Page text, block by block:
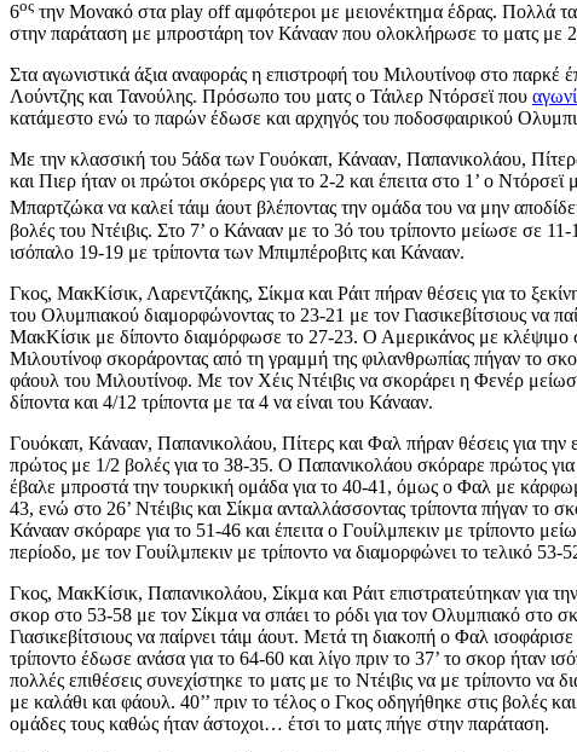
6ος την Μονακό στα play off αμφότεροι με μειονέκτημα έδρας. Πολλά τα
στην παράταση με μπροστάρη τον Κάνααν που ολοκλήρωσε το ματς με
Στα αγωνιστικά άξια αναφοράς η επιστροφή του Μιλουτίνοφ στο παρκέ
Λούντζης και Τανούλης. Πρόσωπο του ματς ο Τάιλερ Ντόρσεϊ που
κατάμεστο ενώ το παρών έδωσε και αρχηγός του ποδοσφαιρικού
Με την κλασσική του 5άδα των Γουόκαπ, Κάνααν, Παπανικολάου,
και Πιερ ήταν οι πρώτοι σκόρερς για το 2-2 και έπειτα στο 1’ ο
Μπαρτζώκα να καλεί τάιμ άουτ βλέποντας την ομάδα του να μην
βολές του Ντέιβις. Στο 7’ ο Κάνααν με το 3ό του τρίποντο μείωσε σε
ισόπαλο 19-19 με τρίποντα των Μπιμπέροβιτς και Κάνααν.
Γκος, ΜακΚίσικ, Λαρεντζάκης, Σίκμα και Ράιτ πήραν θέσεις για το
του Ολυμπιακού διαμορφώνοντας το 23-21 με τον Γιασικεβίτσιους να
ΜακΚίσικ με δίποντο διαμόρφωσε το 27-23. Ο Αμερικάνος με κλέψιμο
Μιλουτίνοφ σκοράροντας από τη γραμμή της φιλανθρωπίας πήγαν το
φάουλ του Μιλουτίνοφ. Με τον Χέις Ντέιβις να σκοράρει η Φενέρ
δίποντα και 4/12 τρίποντα με τα 4 να είναι του Κάνααν.
Γουόκαπ, Κάνααν, Παπανικολάου, Πίτερς και Φαλ πήραν θέσεις για την
πρώτος με 1/2 βολές για το 38-35. Ο Παπανικολάου σκόραρε πρώτος
έβαλε μπροστά την τουρκική ομάδα για το 40-41, όμως ο Φαλ με
43, ενώ στο 26’ Ντέιβις και Σίκμα ανταλλάσσοντας τρίποντα πήγαν το
Κάνααν σκόραρε για το 51-46 και έπειτα ο Γουίλμπεκιν με τρίποντο
περίοδο, με τον Γουίλμπεκιν με τρίποντο να διαμορφώνει το τελικό 53-
Γκος, ΜακΚίσικ, Παπανικολάου, Σίκμα και Ράιτ επιστρατεύτηκαν για
σκορ στο 53-58 με τον Σίκμα να σπάει το ρόδι για τον Ολυμπιακό στο
Γιασικεβίτσιους να παίρνει τάιμ άουτ. Μετά τη διακοπή ο Φαλ
τρίποντο έδωσε ανάσα για το 64-60 και λίγο πριν το 37’ το σκορ ήταν
πολλές επιθέσεις συνεχίστηκε το ματς με το Ντέιβις να με τρίποντο
με καλάθι και φάουλ. 40’’ πριν το τέλος ο Γκος οδηγήθηκε στις βολές
ομάδες τους καθώς ήταν άστοχοι… έτσι το ματς πήγε στην παράταση.